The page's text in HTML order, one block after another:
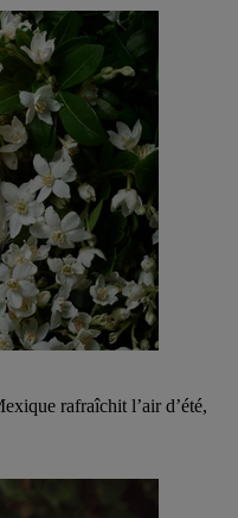
rafraîchit l’air d’été,